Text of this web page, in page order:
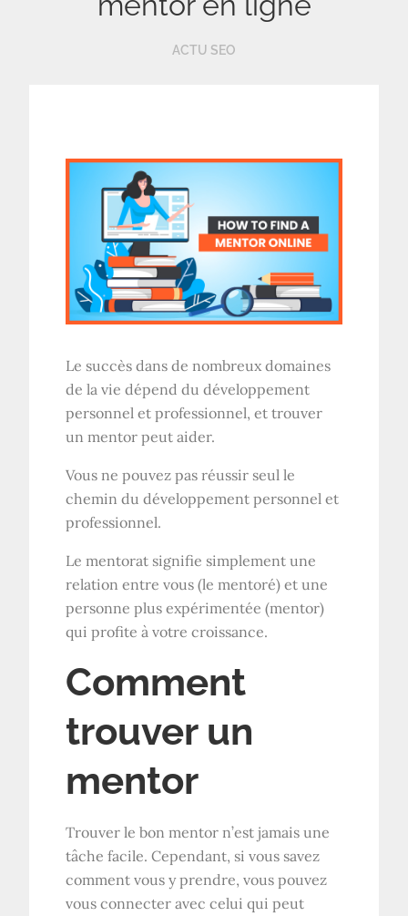
ACTU SEO
Le succès dans de nombreux domaines
de la vie dépend du développement
personnel et professionnel, et trouver
un mentor peut aider.
Vous ne pouvez pas réussir seul le
chemin du développement personnel et
professionnel.
Le mentorat signifie simplement une
relation entre vous (le mentoré) et une
personne plus expérimentée (mentor)
qui profite à votre croissance.
Comment
trouver un
mentor
Trouver le bon mentor n’est jamais une
tâche facile. Cependant, si vous savez
comment vous y prendre, vous pouvez
vous connecter avec celui qui peut